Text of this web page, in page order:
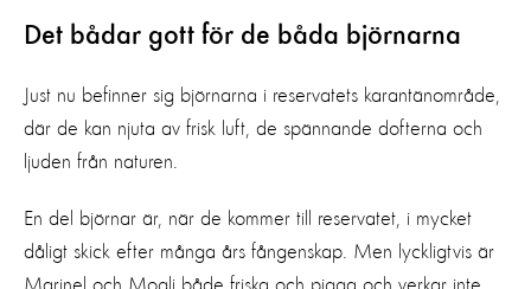
Det bådar gott för de båda björnarna
Just nu befinner sig björnarna i reservatets karantänområde,
där de kan njuta av frisk luft, de spännande dofterna och
ljuden från naturen.
En del björnar är, när de kommer till reservatet, i mycket
dåligt skick efter många års fångenskap. Men lyckligtvis är